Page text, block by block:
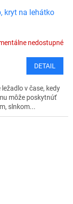
kryt na lehátko
nedostupné
DETAIL
v čase, kedy
môže poskytnúť
slnkom...